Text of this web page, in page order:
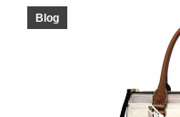
Blog